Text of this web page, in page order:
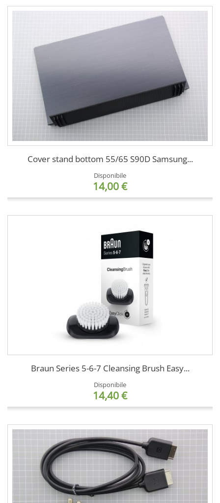
Cover stand bottom 55/65 S90D Samsung...
Disponibile
14,00 €
Braun Series 5-6-7 Cleansing Brush Easy...
Disponibile
14,40 €